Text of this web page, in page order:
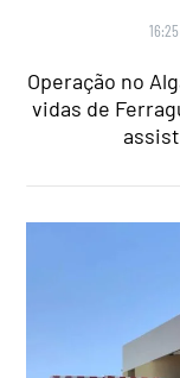
Operação no
vidas de